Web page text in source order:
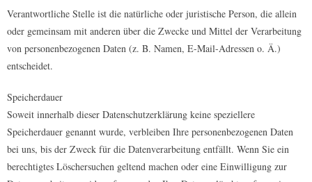
Verantwortliche Stelle ist die natürliche oder juristische Person, die allein
oder gemeinsam mit anderen über die Zwecke und Mittel der Verarbeitung
von personenbezogenen Daten (z. B. Namen, E-Mail-Adressen o. Ä.)
entscheidet.
Speicherdauer
Soweit innerhalb dieser Datenschutzerklärung keine speziellere
Speicherdauer genannt wurde, verbleiben Ihre personenbezogenen Daten
bei uns, bis der Zweck für die Datenverarbeitung entfällt. Wenn Sie ein
berechtigtes Löschersuchen geltend machen oder eine Einwilligung zur